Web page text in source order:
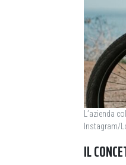
L’azienda
Instagram/
IL